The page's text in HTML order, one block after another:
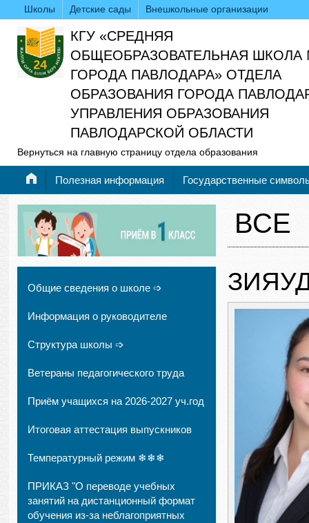
Школы Детские сады Внешкольные организации
КГУ «СРЕДНЯЯ
ОБЩЕОБРАЗОВАТЕЛЬНАЯ ШКОЛА
ГОРОДА ПАВЛОДАРА» ОТДЕЛА
ОБРАЗОВАНИЯ ГОРОДА
УПРАВЛЕНИЯ ОБРАЗОВАНИЯ
ПАВЛОДАРСКОЙ ОБЛАСТИ
Вернуться на главную страницу отдела образования
Полезная информация Государственные
Общие сведения о школе ➩
Информация о руководителе
Структура школы ➩
Ветераны педагогического труда
Приём учащихся на 2026-2027 уч.год
Итоговая аттестация выпускников
Температурный режим ❄❄❄
ПРИКАЗ "О переводе учебных
занятий на дистанционный формат
обучения из-за неблагоприятных
ВСЕ